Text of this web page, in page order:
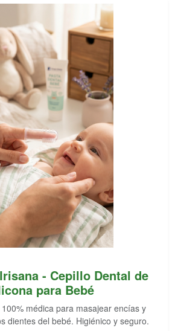
- Cepillo Dental de
para Bebé
médica para masajear encías y
dientes del bebé. Higiénico y seguro.